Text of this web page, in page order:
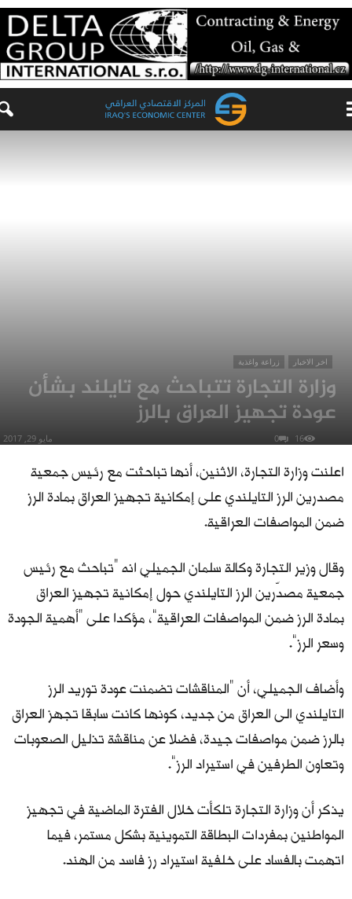
اخر الاخبار زراعة واغذية
وزارة التجارة تتباحث مع تايلند بشأن
عودة تجهيز العراق بالرز
مايو 29, 2017 16
0
اعلنت وزارة التجارة، الاثنين، أنها تباحثت مع رئيس جمعية
مصدرين الرز التايلندي على إمكانية تجهيز العراق بمادة الرز
ضمن المواصفات العراقية.
وقال وزير التجارة وكالة سلمان الجميلي انه “تباحث مع رئيس
جمعية مصدّرين الرز التايلندي حول إمكانية تجهيز العراق
بمادة الرز ضمن المواصفات العراقية”، مؤكدا على “أهمية الجودة
وسعر الرز”.
وأضاف الجميلي، أن “المناقشات تضمنت عودة توريد الرز
التايلندي الى العراق من جديد، كونها كانت سابقا تجهز العراق
بالرز ضمن مواصفات جيدة، فضلا عن مناقشة تذليل الصعوبات
وتعاون الطرفين في استيراد الرز”.
يذكر أن وزارة التجارة تلكأت خلال الفترة الماضية في تجهيز
المواطنين بمفردات البطاقة التموينية بشكل مستمر، فيما
اتهمت بالفساد على خلفية استيراد رز فاسد من الهند.